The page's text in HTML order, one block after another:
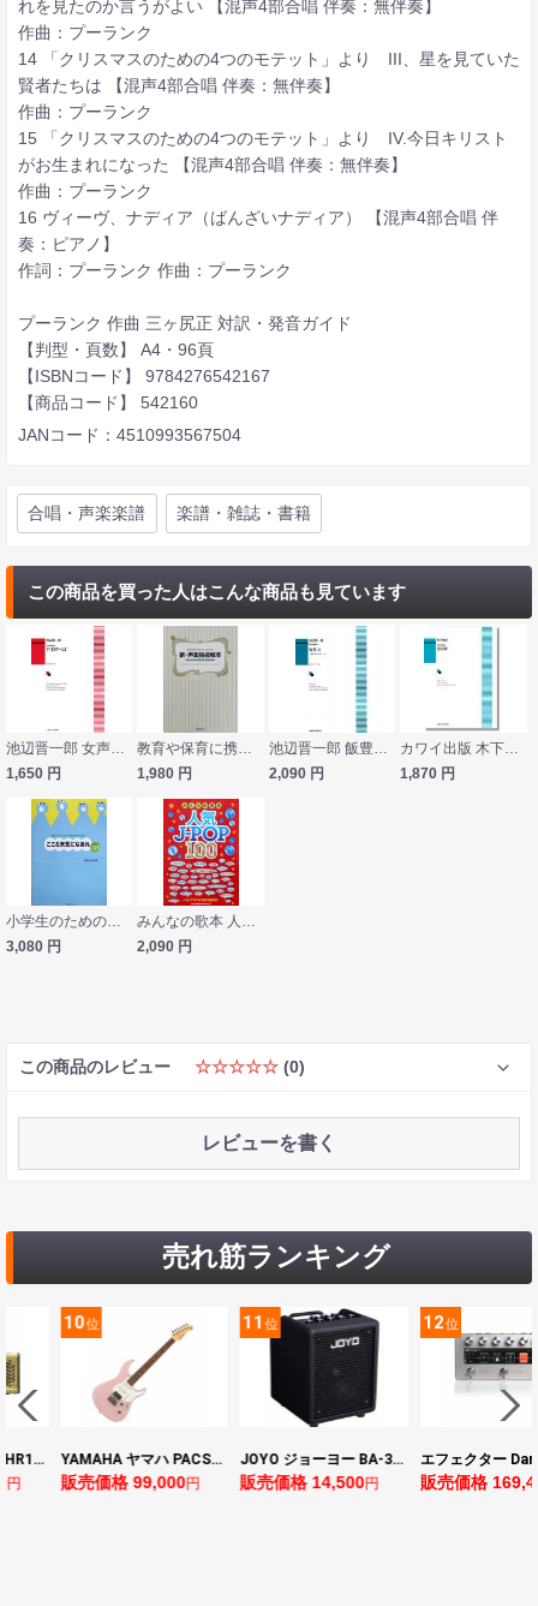
れを見たのか言うがよい 【混声4部合唱 伴奏：無伴奏】
作曲：プーランク
14 「クリスマスのための4つのモテット」より III、星を見ていた
賢者たちは 【混声4部合唱 伴奏：無伴奏】
作曲：プーランク
15 「クリスマスのための4つのモテット」より IV.今日キリスト
がお生まれになった 【混声4部合唱 伴奏：無伴奏】
作曲：プーランク
16 ヴィーヴ、ナディア（ばんざいナディア） 【混声4部合唱 伴
奏：ピアノ】
作詞：プーランク 作曲：プーランク
プーランク 作曲 三ヶ尻正 対訳・発音ガイド
【判型・頁数】 A4・96頁
【ISBNコード】 9784276542167
【商品コード】 542160
JANコード：4510993567504
合唱・声楽楽譜 楽譜・雑誌・書籍
この商品を買った人はこんな商品も見ています
池辺晋一郎 女声合唱組曲「千度呼べば」 カワイ出版
1,650 円
教育や保育に携わる人々のための 新・声楽指導教本 教育芸術社
1,980 円
池辺晋一郎 飯豊山～我が心のアルカディア～ 男声合唱組曲 カワイ出版
2,090 円
カワイ出版 木下牧子：男声合唱組曲「光る刻（とき）」
1,870 円
小学生のための音楽会用合唱曲集 こころ天気になあれ 全曲収録CD付き 音楽之友社
3,080 円
みんなの歌本 人気J-POP 100 シンコーミュージック
2,090 円
この商品のレビュー ☆☆☆☆☆ (0)
レビューを書く
売れ筋ランキング
ヤマハ YAMAHA THR10II 小型ギターアンプ
円
10位
YAMAHA ヤマハ PACS+12 ASP Pacifica Standard Plus パシフィカスタンダードプラス エレキギター
販売価格 99,000円
11位
JOYO ジョーヨー BA-30 VIBE CUBE BLK 30W 小型ベースアンプ Bluetooth+OTGオーディオI/F搭載
販売価格 14,500円
12位
販売価格